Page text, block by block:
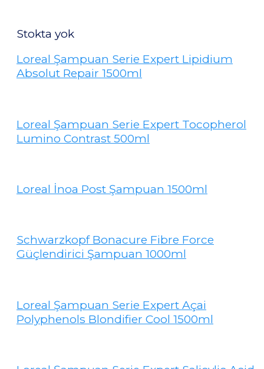
Stokta yok
Loreal Şampuan Serie Expert Lipidium
Absolut Repair 1500ml
Loreal Şampuan Serie Expert Tocopherol
Lumino Contrast 500ml
Loreal İnoa Post Şampuan 1500ml
Schwarzkopf Bonacure Fibre Force
Güçlendirici Şampuan 1000ml
Loreal Şampuan Serie Expert Açai
Polyphenols Blondifier Cool 1500ml